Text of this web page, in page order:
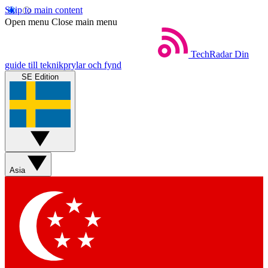
Skip to main content
Open menu Close main menu
TechRadar Din
guide till teknikprylar och fynd
SE Edition
Asia